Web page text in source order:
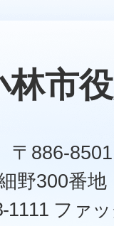
林市
〒886-8501
野300番
1111 ファ